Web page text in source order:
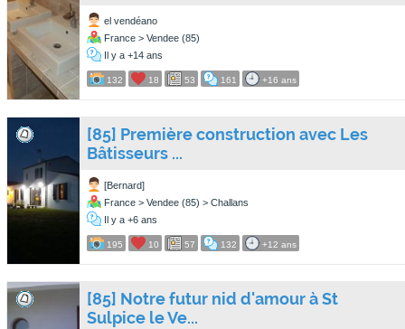
el vendéano
France > Vendee (85)
Il y a +14 ans
132 18 53 161 +16 ans
[85] Première construction avec Les
Bâtisseurs ...
[Bernard]
France > Vendee (85) > Challans
Il y a +6 ans
195 10 57 132 +12 ans
[85] Notre futur nid d'amour à St
Sulpice le Ve...